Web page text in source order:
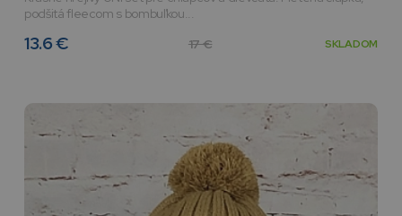
podšitá fleecom s bombuľkou...
13.6 € 17 € SKLADOM